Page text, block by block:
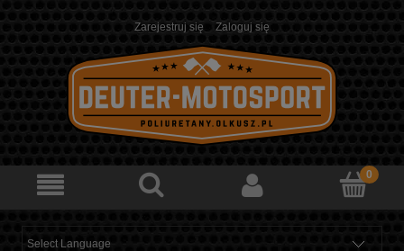
Zarejestruj się Zaloguj się